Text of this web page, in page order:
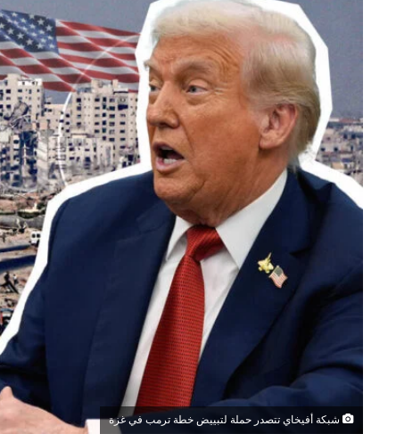
شبكة أفيخاي تتصدر حملة لتبييض خطة ترمب في غزة